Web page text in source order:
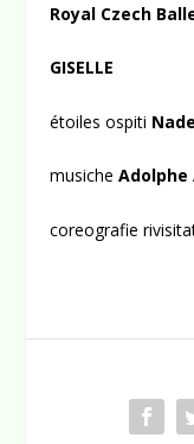
Royal Czech
GISELLE
étoiles ospiti
musicheAdolphe
coreografie